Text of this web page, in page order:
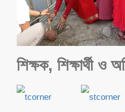
শিক্ষক, শিক্ষার্থী ও